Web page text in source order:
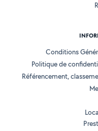
Conditions
Politique de
Référencement,